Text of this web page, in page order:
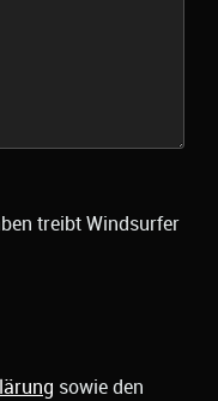
treibt Windsurfer
sowie den